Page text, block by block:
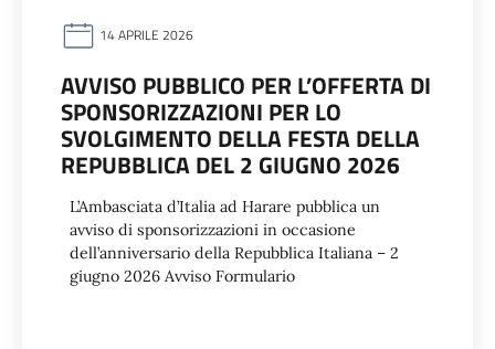
14 APRILE 2026
AVVISO PUBBLICO PER L’OFFERTA DI
SPONSORIZZAZIONI PER LO
SVOLGIMENTO DELLA FESTA DELLA
REPUBBLICA DEL 2 GIUGNO 2026
L’Ambasciata d’Italia ad Harare pubblica un
avviso di sponsorizzazioni in occasione
dell’anniversario della Repubblica Italiana – 2
giugno 2026 Avviso Formulario